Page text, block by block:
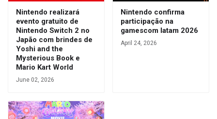
Nintendo realizará
evento gratuito de
Nintendo Switch 2 no
Japão com brindes de
Yoshi and the
Mysterious Book e
Mario Kart World
June 02, 2026
Nintendo confirma
participação na
gamescom latam 2026
April 24, 2026